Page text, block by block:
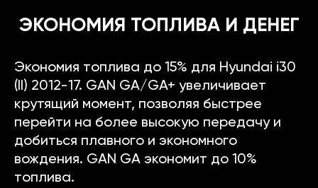
ЭКОНОМИЯ ТОПЛИВА И ДЕНЕГ
Экономия топлива до 15% для Hyundai i30
(II) 2012-17. GAN GA/GA+ увеличивает
крутящий момент, позволяя быстрее
перейти на более высокую передачу и
добиться плавного и экономного
вождения. GAN GA экономит до 10%
топлива.